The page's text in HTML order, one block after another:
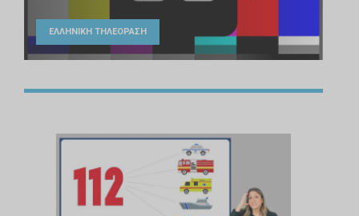
ΕΛΛΗΝΙΚΗ ΤΗΛΕΟΡΑΣΗ